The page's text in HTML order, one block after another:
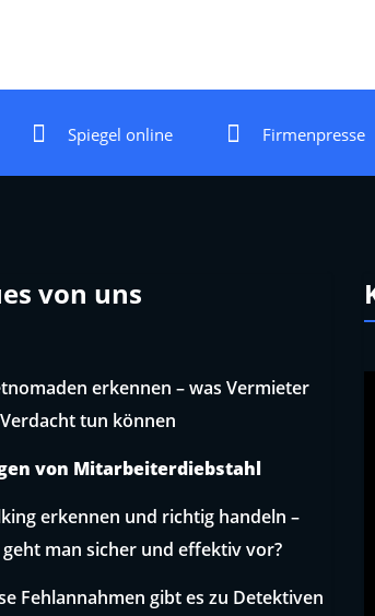
Spiegel online Firmenpresse
von uns
erkennen – was Vermieter
tun können
von Mitarbeiterdiebstahl
erkennen und richtig handeln –
man sicher und effektiv vor?
Fehlannahmen gibt es zu Detektiven